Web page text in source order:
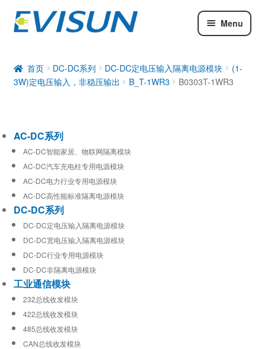
Menu
DC-DC系列
工业通信模块
首页 DC-DC系列 DC-DC定电压输入隔离电源模块
(1-
3W)定电压输入，非稳压输出
B_T-1WR3 B0303T-1WR3
AC-DC系列
AC-DC智能家居、物联网隔离模块
AC-DC汽车充电柱专用电源模块
AC-DC电力行业专用电源模块
AC-DC高性能标准隔离电源模块
DC-DC系列
DC-DC定电压输入隔离电源模块
DC-DC宽电压输入隔离电源模块
DC-DC行业专用电源模块
DC-DC非隔离电源模块
工业通信模块
232总线收发模块
422总线收发模块
485总线收发模块
CAN总线收发模块